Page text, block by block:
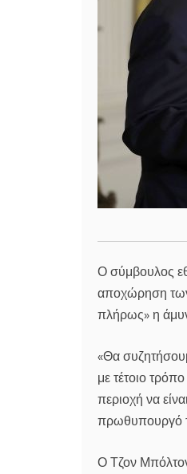
Ο σύμβουλος
αποχώρηση των
πλήρως» η
«Θα
με τέτοιο
περιοχή να
πρωθυπουργό
Ο Τζον